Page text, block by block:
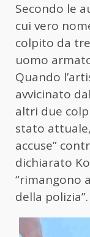
Secondo le
cui vero
colpito da
uomo
Quando
avvicinato
altri due
stato
accuse”
dichiarato
“rimangono
della polizia”.